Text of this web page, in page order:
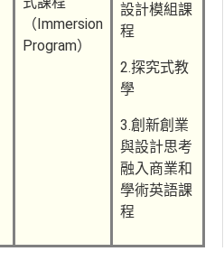
（Immersion
Program）
設計模組課
程
2.探究式教
學
3.創新創業
與設計思考
融入商業和
學術英語課
程